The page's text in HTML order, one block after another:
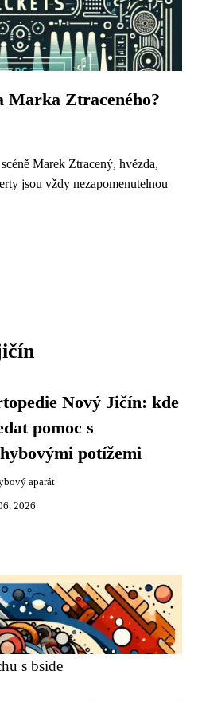
Ztraceného?
Marek Ztracený, hvězda,
jsou vždy nezapomenutelnou
Nový Jičín: kde
pomoc s
potížemi
aparát
2026
s bside